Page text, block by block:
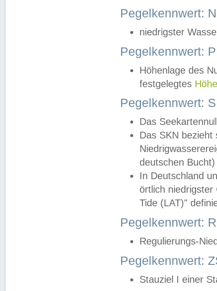
Pegelkennwert:
niedrigster
Pegelkennwert:
Höhenlage des
festgelegtes
Pegelkennwert:
Das
Das SKN
deutschen
In Deutschland
örtlich
Tide (LAT)"
Pegelkennwert:
Regulierungs-
Pegelkennwert:
Stauziel I einer